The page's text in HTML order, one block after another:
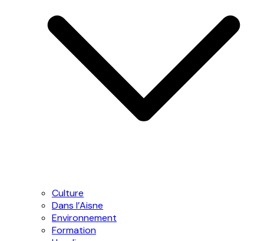
Culture
Dans l’Aisne
Environnement
Formation